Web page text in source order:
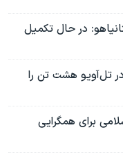
در حال تکمیل
در تل‌آویو هشت تن را
برای همگرایی